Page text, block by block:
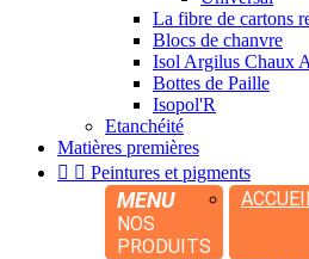
La fibre de cartons
Blocs de chanvre
Isol Argilus Chaux
Bottes de Paille
Isopol'R
Etanchéité
Matières premières
  Peintures et pigments
MENU
NOS
PRODUITS